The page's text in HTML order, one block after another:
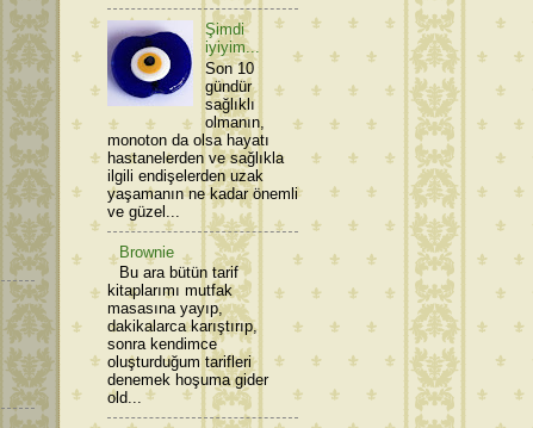
Şimdi
iyiyim...
Son 10
gündür
sağlıklı
olmanın,
monoton da olsa hayatı
hastanelerden ve sağlıkla
ilgili endişelerden uzak
yaşamanın ne kadar önemli
ve güzel...
Brownie
Bu ara bütün tarif
kitaplarımı mutfak
masasına yayıp,
dakikalarca karıştırıp,
sonra kendimce
oluşturduğum tarifleri
denemek hoşuma gider
old...